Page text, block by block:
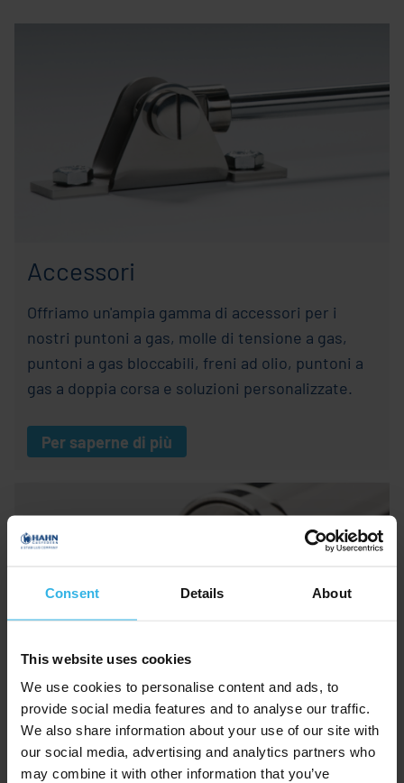
Consent Details About
This website uses cookies
We use cookies to personalise content and ads, to
provide social media features and to analyse our traffic.
We also share information about your use of our site with
our social media, advertising and analytics partners who
may combine it with other information that you’ve
Accessori
Offriamo un'ampia gamma di accessori per i
nostri puntoni a gas, molle di tensione a gas,
puntoni a gas bloccabili, freni ad olio, puntoni a
gas a doppia corsa e soluzioni personalizzate.
Per saperne di più
Extra
Scoprite gli extra per le molle a gas HAHN, ideali